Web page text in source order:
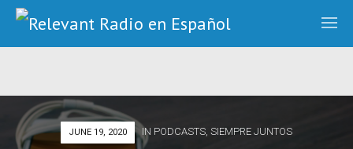
JUNE 19, 2020 IN PODCASTS, SIEMPRE JUNTOS